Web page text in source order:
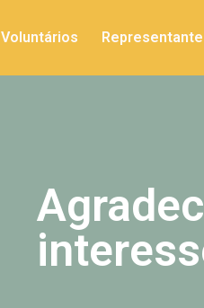
Voluntários